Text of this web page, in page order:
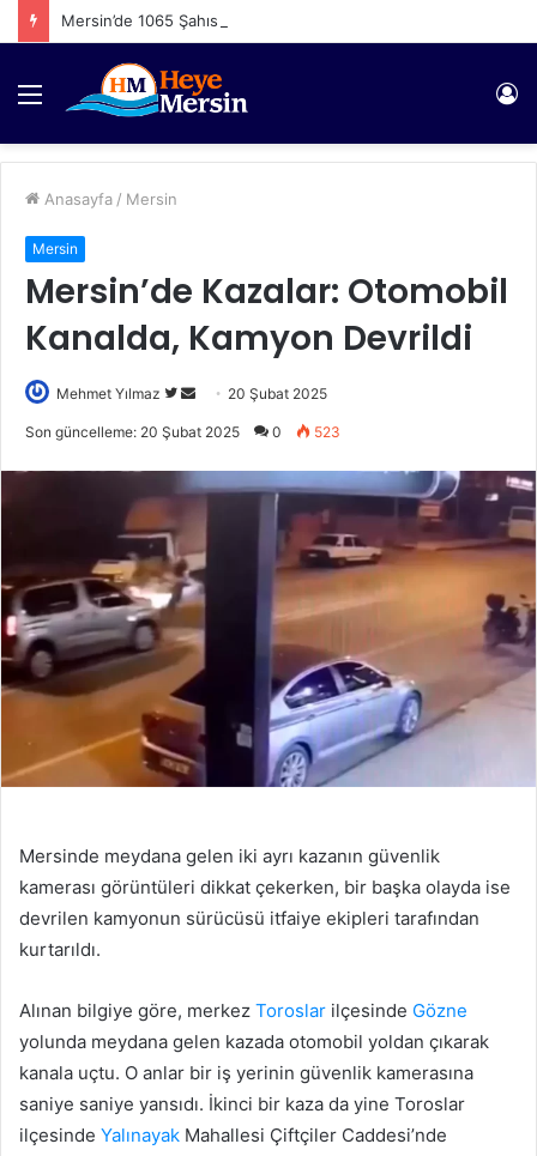
Mersin’de 1065 Şahıs Yakalandı
Menü
Anasayfa / Mersin
Mersin
Mersin’de Kazalar: Otomobil
Kanalda, Kamyon Devrildi
Mehmet Yılmaz
Twitter'da
Bir
20 Şubat 2025
Son güncelleme: 20 Şubat 2025 0 523
Mersinde meydana gelen iki ayrı kazanın güvenlik
kamerası görüntüleri dikkat çekerken, bir başka olayda ise
devrilen kamyonun sürücüsü itfaiye ekipleri tarafından
kurtarıldı.
Alınan bilgiye göre, merkez Toroslar ilçesinde Gözne
yolunda meydana gelen kazada otomobil yoldan çıkarak
kanala uçtu. O anlar bir iş yerinin güvenlik kamerasına
saniye saniye yansıdı. İkinci bir kaza da yine Toroslar
ilçesinde Yalınayak Mahallesi Çiftçiler Caddesi’nde